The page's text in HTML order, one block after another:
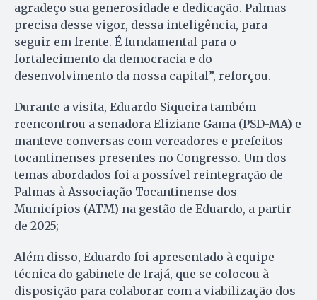
agradeço sua generosidade e dedicação. Palmas
precisa desse vigor, dessa inteligência, para
seguir em frente. É fundamental para o
fortalecimento da democracia e do
desenvolvimento da nossa capital”, reforçou.
Durante a visita, Eduardo Siqueira também
reencontrou a senadora Eliziane Gama (PSD-MA) e
manteve conversas com vereadores e prefeitos
tocantinenses presentes no Congresso. Um dos
temas abordados foi a possível reintegração de
Palmas à Associação Tocantinense dos
Municípios (ATM) na gestão de Eduardo, a partir
de 2025;
Além disso, Eduardo foi apresentado à equipe
técnica do gabinete de Irajá, que se colocou à
disposição para colaborar com a viabilização dos